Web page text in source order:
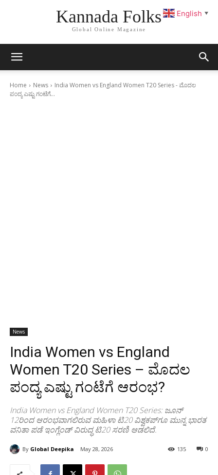
Kannada Folks
Global Online Magazine
Home News
India Women vs England Women T20 Series - ಮೊದಲ
ಪಂದ್ಯ ಎಷ್ಟು ಗಂಟೆಗೆ...
News
India Women vs England
Women T20 Series – ಮೊದಲ
ಪಂದ್ಯ ಎಷ್ಟು ಗಂಟೆಗೆ ಆರಂಭ?
India Women vs England Women T20 Series: ಜೂನ್
12ರಿಂದ ಆರಂಭವಾಗಲಿರುವ ಮಹಿಳಾ ಟಿ20 ವಿಶ್ವಕಪ್‌ಗೂ ಮುನ್ನ ಭಾರತ
ವನಿತಾ ಪಡೆ ಇಂಗ್ಲೆಂಡ್ ವಿರುದ್ಧ ಟಿ20 ಸರಣಿ ಆಡಲಿದೆ.
By Global Deepika May 28, 2026 0
135
English ▼